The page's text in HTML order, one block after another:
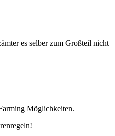
es selber zum Großteil nicht
Möglichkeiten.